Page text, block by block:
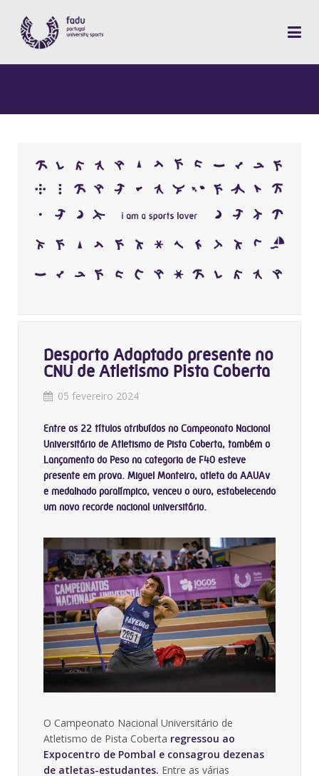
Desporto Adaptado presente no
CNU de Atletismo Pista Coberta
05 fevereiro 2024
Entre os 22 títulos atribuídos no Campeonato Nacional
Universitário de Atletismo de Pista Coberta, também o
Lançamento do Peso na categoria de F40 esteve
presente em prova. Miguel Monteiro, atleta da AAUAv
e medalhado paralímpico, venceu o ouro, estabelecendo
um novo recorde nacional universitário.
O Campeonato Nacional Universitário de
Atletismo de Pista Coberta regressou ao
Expocentro de Pombal e consagrou dezenas
de atletas-estudantes. Entre as várias